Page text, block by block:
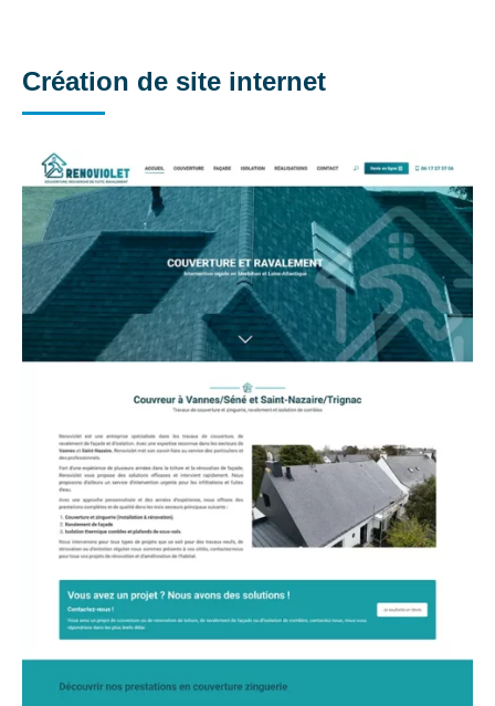
Création de site internet